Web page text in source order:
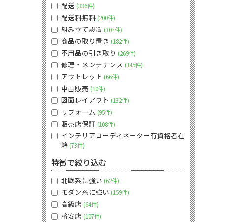
配送 336件
配送料無料 200件
組み立て設置 307件
商品の取り置き 182件
不用品の引き取り 269件
修理・メンテナンス 145件
アウトレット 66件
中古販売 10件
図面レイアウト 132件
リフォーム 95件
販売店保証 108件
インテリアコーディネーター有資格者在
籍 73件
特徴で絞り込む
北欧系に強い 62件
モダン系に強い 159件
高級店 64件
格安店 107件